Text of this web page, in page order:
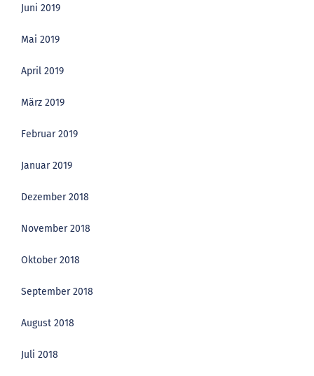
Juni 2019
Mai 2019
April 2019
März 2019
Februar 2019
Januar 2019
Dezember 2018
November 2018
Oktober 2018
September 2018
August 2018
Juli 2018